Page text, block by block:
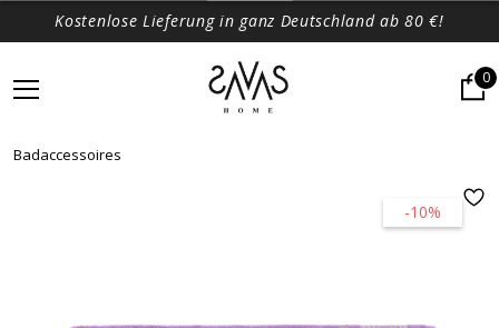
Kostenlose Lieferung in ganz Deutschland ab 80 €!
0
Badaccessoires
-10%